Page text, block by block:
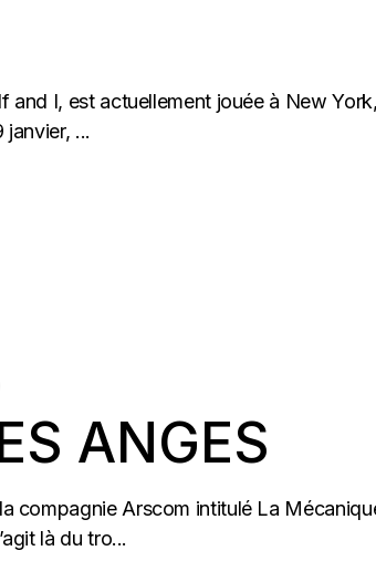
and I, est actuellement jouée à New
janvier, ...
ANGES
compagnie Arscom intitulé La
là du tro...